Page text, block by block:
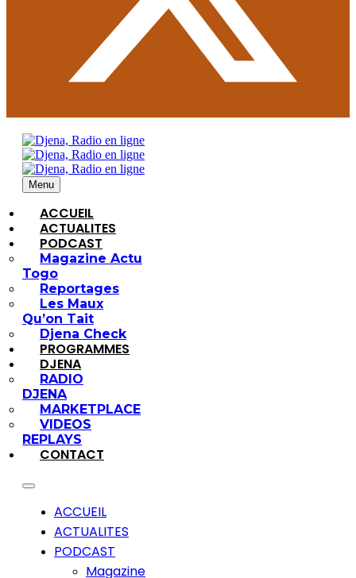
Menu
ACCUEIL
ACTUALITES
PODCAST
Magazine Actu
Togo
Reportages
Les Maux
Qu’on Tait
Djena Check
PROGRAMMES
DJENA
RADIO
DJENA
MARKETPLACE
VIDEOS
REPLAYS
CONTACT
ACCUEIL
ACTUALITES
PODCAST
Magazine